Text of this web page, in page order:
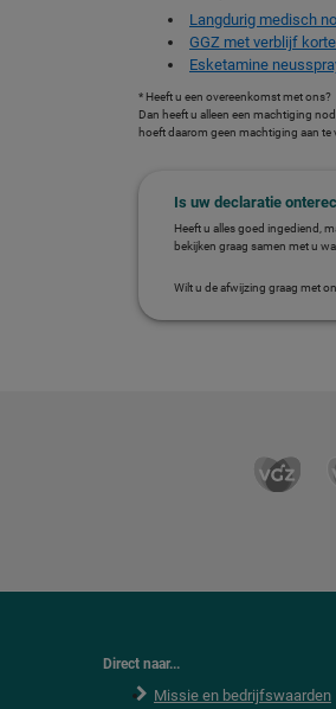
Langdurig medisch
GGZ met verblijf
Esketamine
* Heeft u een overeenkomst met ons?
Dan heeft u alleen een machtiging
hoeft daarom geen machtiging aan
Is uw declaratie
Heeft u alles goed ingediend,
bekijken graag samen met u
Wilt u de afwijzing graag met
Direct naar...
Missie en bedrijfswaarden